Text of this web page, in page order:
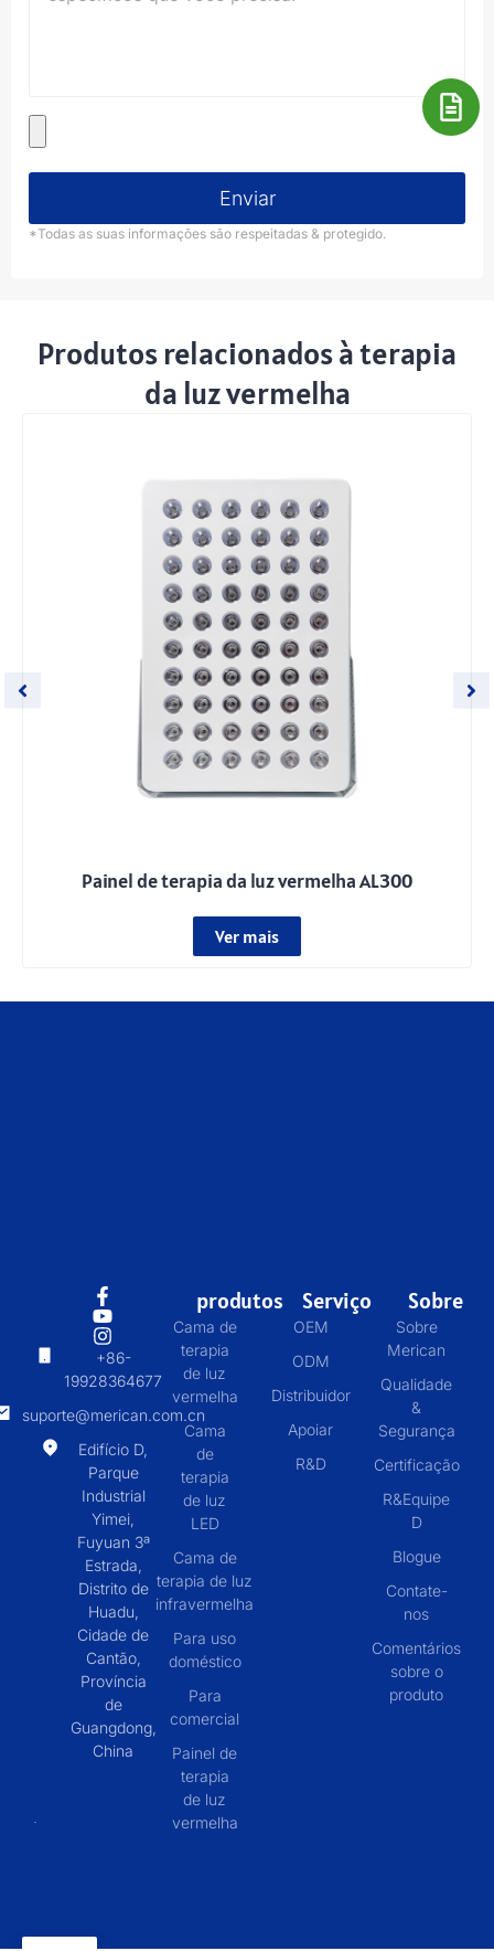
Enviar
*Todas as suas informações são respeitadas & protegido.
Produtos relacionados à terapia
da luz vermelha
Painel de terapia da luz vermelha AL300
Ver mais
+86-
19928364677
suporte@merican.com.cn
Edifício D,
Parque
Industrial
Yimei,
Fuyuan 3ª
Estrada,
Distrito de
Huadu,
Cidade de
Cantão,
Província
de
Guangdong,
China
produtos
Cama de
terapia
de luz
vermelha
Cama
de
terapia
de luz
LED
Cama de
terapia de luz
infravermelha
Para uso
doméstico
Para
comercial
Painel de
terapia
de luz
vermelha
Serviço
OEM
ODM
Distribuidor
Apoiar
R&D
Sobre
Sobre
Merican
Qualidade
&
Segurança
Certificação
R&Equipe
D
Blogue
Contate-
nos
Comentários
sobre o
produto